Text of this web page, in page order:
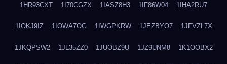
1HR93CXT 1I70CGZX 1IASZ8H3 1IF86W04 1IHA2RU7
1IOKJ9IZ 1IOWA7OG 1IWGPKRW 1JEZBYO7 1JFVZL7X
1JKQPSW2 1JL35ZZ0 1JUOBZ9U 1JZ9UNM8 1K1OOBX2